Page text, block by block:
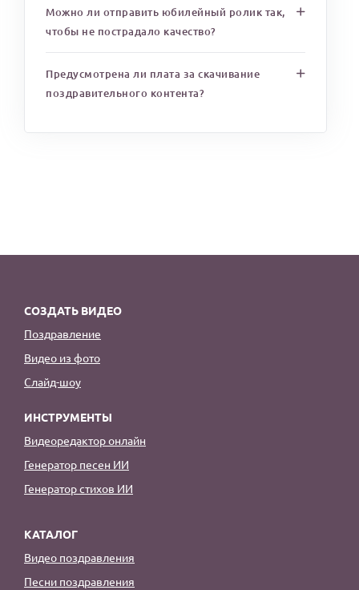
Можно ли отправить юбилейный ролик так,
чтобы не пострадало качество?
Предусмотрена ли плата за скачивание
поздравительного контента?
СОЗДАТЬ ВИДЕО
Поздравление
Видео из фото
Слайд-шоу
ИНСТРУМЕНТЫ
Видеоредактор онлайн
Генератор песен ИИ
Генератор стихов ИИ
КАТАЛОГ
Видео поздравления
Песни поздравления